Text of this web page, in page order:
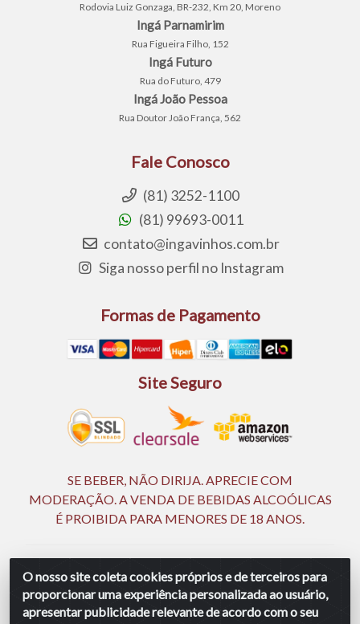
O nosso site coleta cookies próprios e de terceiros para
proporcionar uma experiência personalizada ao usuário,
apresentar publicidade relevante de acordo com o seu
Rodovia Luiz Gonzaga, BR-232, Km 20, Moreno
Ingá Parnamirim
Rua Figueira Filho, 152
Ingá Futuro
Rua do Futuro, 479
Ingá João Pessoa
Rua Doutor João França, 562
Fale Conosco
(81) 3252-1100
(81) 99693-0011
contato@ingavinhos.com.br
Siga nosso perfil no Instagram
Formas de Pagamento
Site Seguro
SE BEBER, NÃO DIRIJA. APRECIE COM
MODERAÇÃO. A VENDA DE BEBIDAS ALCOÓLICAS
É PROIBIDA PARA MENORES DE 18 ANOS.
Ingá Distribuidora Ltda | CNPJ 05.390.477/0002-25 -
Rod BR 232, KM 18,5 - S/N - Manassu - CEP 54130-340 -
Jaboatão dos Guararapes/PE